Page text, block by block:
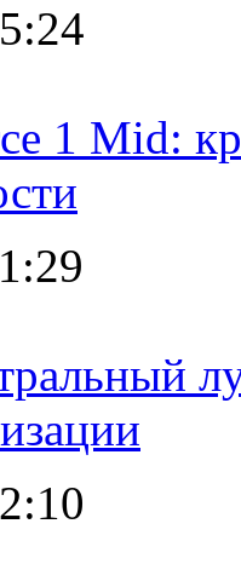
1 Mid: